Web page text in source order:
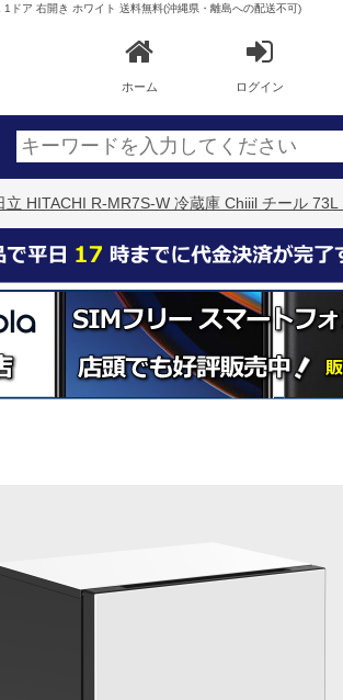
ドア 右開き ホワイト 送料無料(沖縄県・離島への配送不可)
ホーム ログイン
立 HITACHI R-MR7S-W 冷蔵庫 Chiiil チール